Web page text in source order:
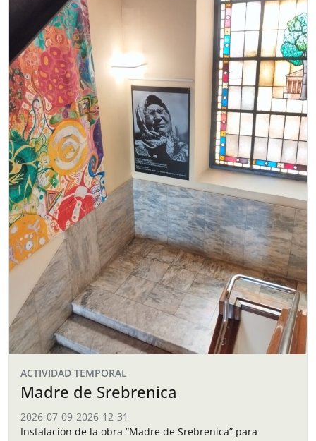
ACTIVIDAD TEMPORAL
Madre de Srebrenica
2026-07-09-2026-12-31
Instalación de la obra “Madre de Srebrenica” para